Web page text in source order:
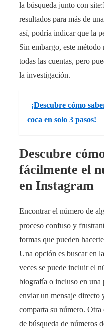
la búsqueda junto con
resultados para más de
así, podría indicar que la
Sin embargo, este método
todas las cuentas, pero
la investigación.
¡Descubre cómo
coca en solo 3 pasos!
Descubre
fácilmente el
en Instagram
Encontrar el número de
proceso confuso y
formas que pueden
Una opción es buscar en
veces se puede incluir el
biografía o incluso en una
enviar un mensaje directo
comparta su número.
de búsqueda de números